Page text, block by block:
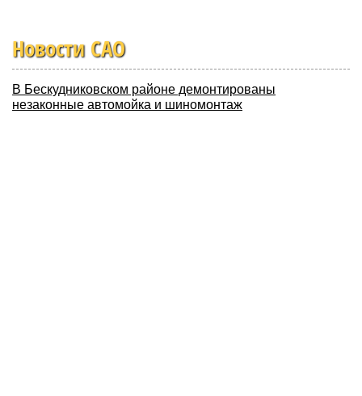
Новости CАО
В Бескудниковском районе демонтированы
незаконные автомойка и шиномонтаж